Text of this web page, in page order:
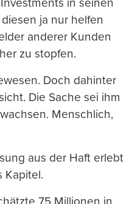
ja nur helfen
anderer Kunden
zu stopfen.
Doch dahinter
Die Sache sei ihm
Menschlich,
aus der Haft erlebt
Kapitel.